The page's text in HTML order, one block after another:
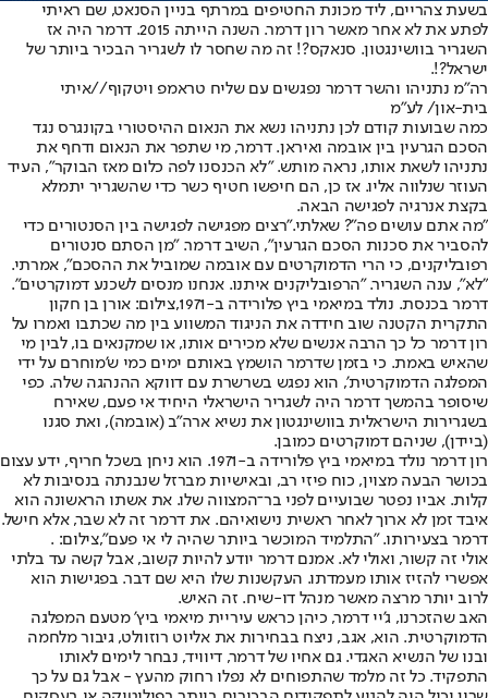
בשעת צהריים, ליד מכונת החטיפים במרתף בניין הסנאט, שם ראיתי
לפתע את לא אחר מאשר רון דרמר. השנה הייתה 2015. דרמר היה אז
השגריר בוושינגטון. סנאקס?! זה מה שחסר לו לשגריר הבכיר ביותר של
ישראל?!.
רה"מ נתניהו והשר דרמר נפגשים עם שליח טראמפ ויטקוף//איתי
בית-און/ לע״מ
כמה שבועות קודם לכן נתניהו נשא את הנאום ההיסטורי בקונגרס נגד
הסכם הגרעין בין אובמה ואיראן. דרמר, מי שתפר את הנאום ודחף את
נתניהו לשאת אותו, נראה מותש. "לא הכנסנו לפה כלום מאז הבוקר", העיד
העוזר שנלווה אליו. אז כן, הם חיפשו חטיף כשר כדי שהשגריר יתמלא
בקצת אנרגיה לפגישה הבאה.
"מה אתם עושים פה"? שאלתי."רצים מפגישה לפגישה בין הסנטורים כדי
להסביר את סכנות הסכם הגרעין", השיב דרמר. "מן הסתם סנטורים
רפובליקנים, כי הרי הדמוקרטים עם אובמה שמוביל את ההסכם", אמרתי.
"לא", ענה השגריר. "הרפובליקנים איתנו. אנחנו מנסים לשכנע דמוקרטים".
דרמר בכנסת. נולד במיאמי ביץ פלורידה ב-1971,צילום: אורן בן חקון
התקרית הקטנה שוב חידדה את הניגוד המשווע בין מה שכתבו ואמרו על
רון דרמר כל כך הרבה אנשים שלא מכירים אותו, או שמקנאים בו, לבין מי
שהאיש באמת. כי בזמן שדרמר הושמץ באותם ימים כמי ש'מוחרם על ידי
המפלגה הדמוקרטית', הוא נפגש בשרשרת עם דווקא ההנהגה שלה. כפי
שיסופר בהמשך דרמר היה לשגריר הישראלי היחיד אי פעם, שאירח
בשגרירות הישראלית בוושינגטון את נשיא ארה"ב (אובמה), ואת סגנו
(ביידן), שניהם דמוקרטים כמובן.
רון דרמר נולד במיאמי ביץ פלורידה ב-1971. הוא ניחן בשכל חריף, ידע עצום
בכושר הבעה מצוין, כוח פיזי רב, ובאישיות מברזל שנבנתה בנסיבות לא
קלות. אביו נפטר שבועיים לפני בר־המצווה שלו. את אשתו הראשונה הוא
איבד זמן לא ארוך לאחר ראשית נישואיהם. את דרמר זה לא שבר, אלא חישל.
דרמר בצעירותו. "התלמיד המוכשר ביותר שהיה לי אי פעם",צילום: .
אולי זה קשור, ואולי לא. אמנם דרמר יודע להיות קשוב, אבל קשה עד בלתי
אפשרי להזיז אותו מעמדתו. העקשנות שלו היא שם דבר. בפגישות הוא
לרוב יותר מרצה מאשר מנהל דו-שיח. זה האיש.
האב שהזכרנו, ג'יי דרמר, כיהן כראש עיריית מיאמי ביץ' מטעם המפלגה
הדמוקרטית. הוא, אגב, ניצח בבחירות את אליוט רוזוולט, גיבור מלחמה
ובנו של הנשיא האגדי. גם אחיו של דרמר, דיוויד, נבחר לימים לאותו
התפקיד. כל זה מלמד שהתפוחים לא נפלו רחוק מהעץ - אבל גם על כך